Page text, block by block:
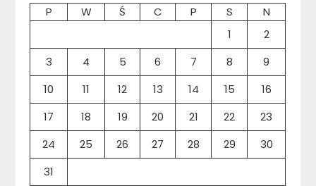
P W Ś C P S
N
1
2
3
4 5 6 7 8
9
10
11 12 13 14 15
16
17
18 19 20 21 22
23
24
25 26 27 28 29
30
31